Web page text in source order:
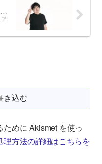
…
き込む
めに Akismet を使っ
理方法の詳細はこちらを